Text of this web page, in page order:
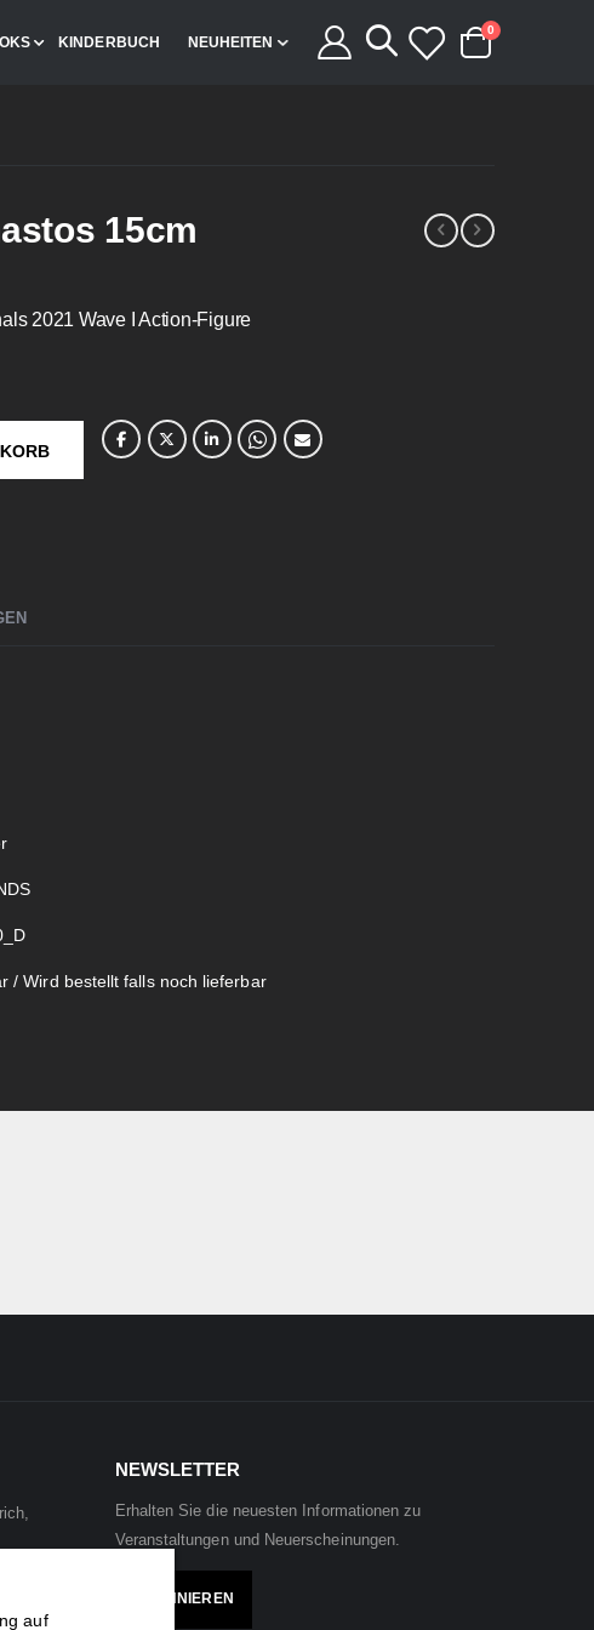
KINDERBUCH NEUHEITEN
Cart
0 Artikel
15cm
2021 Wave I Action-Figure
/ Wird bestellt falls noch lieferbar
NEWSLETTER
Erhalten Sie die neuesten Informationen zu
Veranstaltungen und Neuerscheinungen.
ABONNIEREN
auf